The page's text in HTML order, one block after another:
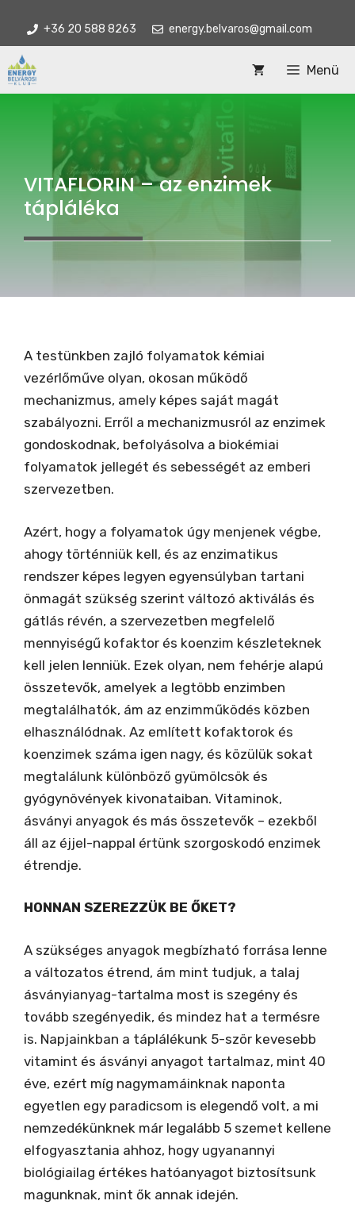
tartalomba
+36 20 588 8263 energy.belvaros@gmail.com
Menü
VITAFLORIN – az enzimek
tápláléka
A testünkben zajló folyamatok kémiai
vezérlőműve olyan, okosan működő
mechanizmus, amely képes saját magát
szabályozni. Erről a mechanizmusról az enzimek
gondoskodnak, befolyásolva a biokémiai
folyamatok jellegét és sebességét az emberi
szervezetben.
Azért, hogy a folyamatok úgy menjenek végbe,
ahogy történniük kell, és az enzimatikus
rendszer képes legyen egyensúlyban tartani
önmagát szükség szerint változó aktiválás és
gátlás révén, a szervezetben megfelelő
mennyiségű kofaktor és koenzim készleteknek
kell jelen lenniük. Ezek olyan, nem fehérje alapú
összetevők, amelyek a legtöbb enzimben
megtalálhatók, ám az enzimműködés közben
elhasználódnak. Az említett kofaktorok és
koenzimek száma igen nagy, és közülük sokat
megtalálunk különböző gyümölcsök és
gyógynövények kivonataiban. Vitaminok,
ásványi anyagok és más összetevők – ezekből
áll az éjjel-nappal értünk szorgoskodó enzimek
étrendje.
HONNAN SZEREZZÜK BE ŐKET?
A szükséges anyagok megbízható forrása lenne
a változatos étrend, ám mint tudjuk, a talaj
ásványianyag-tartalma most is szegény és
tovább szegényedik, és mindez hat a termésre
is. Napjainkban a táplálékunk 5-ször kevesebb
vitamint és ásványi anyagot tartalmaz, mint 40
éve, ezért míg nagymamáinknak naponta
egyetlen egy paradicsom is elegendő volt, a mi
nemzedékünknek már legalább 5 szemet kellene
elfogyasztania ahhoz, hogy ugyanannyi
biológiailag értékes hatóanyagot biztosítsunk
magunknak, mint ők annak idején.